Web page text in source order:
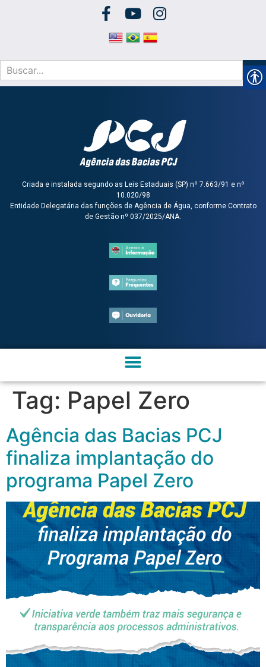
Criada e instalada segundo as Leis Estaduais (SP) nº 7.663/91 e nº
10.020/98
Entidade Delegatária das funções de Agência de Água, conforme Contrato
de Gestão nº 037/2025/ANA.
Tag: Papel Zero
Agência das Bacias PCJ
finaliza implantação do
programa Papel Zero